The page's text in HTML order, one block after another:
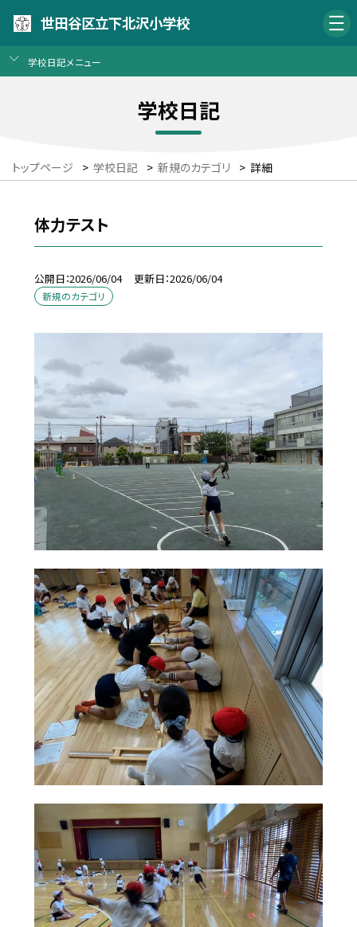
世田谷区立下北沢小学校
学校日記メニュー
学校日記
トップページ > 学校日記 > 新規のカテゴリ > 詳細
体力テスト
公開日 2026/06/04 更新日 2026/06/04
新規のカテゴリ